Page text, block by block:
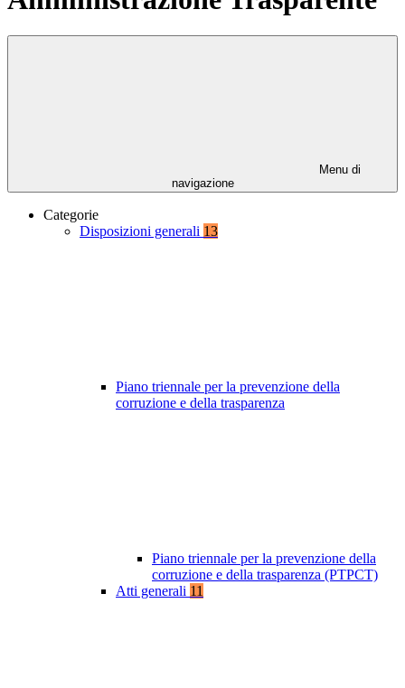
Menu di
navigazione
Categorie
Disposizioni generali 13
Piano triennale per la prevenzione della
corruzione e della trasparenza
Piano triennale per la prevenzione della
corruzione e della trasparenza (PTPCT)
Atti generali 11